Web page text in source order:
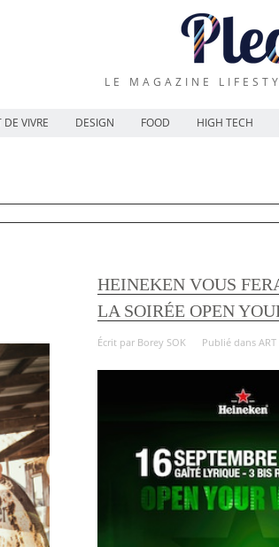
LE MAGAZINE
DE VIVRE DESIGN FOOD HIGH TECH
HEINEKEN VOUS
LA SOIRÉE OPEN
Écrit par Borey SOK Publié dans ART